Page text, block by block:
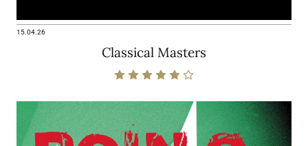
15.04.26
Classical Masters